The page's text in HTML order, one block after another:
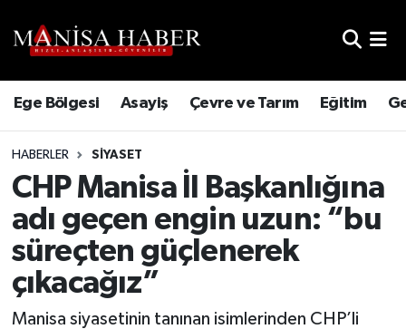
Ege Bölgesi Asayiş Çevre ve Tarım Eğitim
HABERLER SIYASET
CHP Manisa İl Başkanlığına
adı geçen engin uzun: “bu
süreçten güçlenerek
çıkacağız”
Manisa siyasetinin tanınan isimlerinden CHP’li
Trafik Durumu
Süper Lig Puan Durumu ve Fikstür
Son Dakika Haberleri
Haber Arşivi